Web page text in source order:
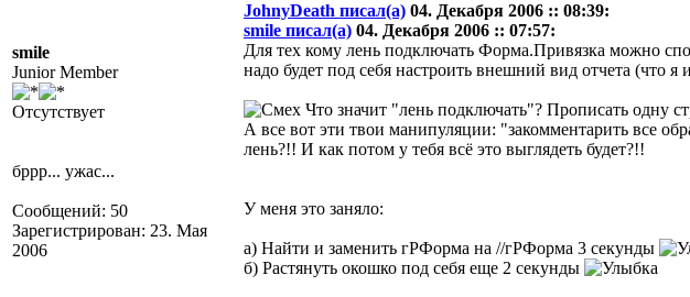
smile
Junior Member
Отсутствует
бррр... ужас...
Сообщений: 50
Зарегистрирован: 23. Мая
2006
JohnyDeath писал(а) 04. Декабря 2006 :: 08:39:
smile писал(а) 04. Декабря 2006 :: 07:57:
Для тех кому лень подключать Форма.Привязка можно
надо будет под себя настроить внешний вид отчета (что я
Что значит "лень подключать"? Прописать одну
А все вот эти твои манипуляции: "закомментарить все
лень?!! И как потом у тебя всё это выглядеть будет?!!
У меня это заняло:
а) Найти и заменить гРФорма на //гРФорма 3 секунды
б) Растянуть окошко под себя еще 2 секунды